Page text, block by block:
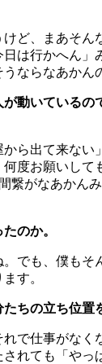
ど、まあそん
は行かへん」
ならなあかん
動いているの
ら出て来ない
度お願いして
繋がなあかん
のか。
でも、僕もそ
す。
ちの立ち位置
で仕事がなく
れても「やっ